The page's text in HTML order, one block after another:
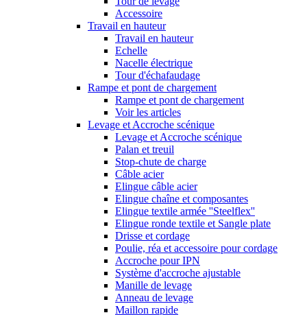
Accessoire
Travail en hauteur
Travail en hauteur
Echelle
Nacelle électrique
Tour d'échafaudage
Rampe et pont de chargement
Rampe et pont de chargement
Voir les articles
Levage et Accroche scénique
Levage et Accroche scénique
Palan et treuil
Stop-chute de charge
Câble acier
Elingue câble acier
Elingue chaîne et composantes
Elingue textile armée ''Steelflex''
Elingue ronde textile et Sangle plate
Drisse et cordage
Poulie, réa et accessoire pour cordage
Accroche pour IPN
Système d'accroche ajustable
Manille de levage
Anneau de levage
Maillon rapide